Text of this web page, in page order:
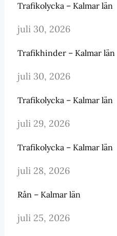
Trafikolycka – Kalmar län
juli 30, 2026
Trafikhinder – Kalmar län
juli 30, 2026
Trafikolycka – Kalmar län
juli 29, 2026
Trafikolycka – Kalmar län
juli 28, 2026
Rån – Kalmar län
juli 25, 2026